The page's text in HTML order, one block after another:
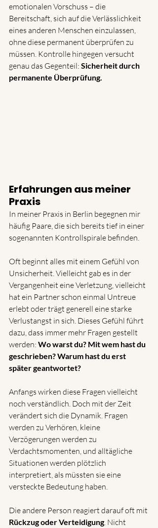
emotionalen Vorschuss – die
Bereitschaft, sich auf die Verlässlichkeit
eines anderen Menschen einzulassen,
ohne diese permanent überprüfen zu
müssen. Kontrolle hingegen versucht
genau das Gegenteil: Sicherheit durch
permanente Überprüfung.
Erfahrungen aus meiner
Praxis
In meiner Praxis in Berlin begegnen mir
häufig Paare, die sich bereits tief in einer
sogenannten Kontrollspirale befinden.
Oft beginnt alles mit einem Gefühl von
Unsicherheit. Vielleicht gab es in der
Vergangenheit eine Verletzung, vielleicht
hat ein Partner schon einmal Untreue
erlebt oder trägt generell eine starke
Verlustangst in sich. Dieses Gefühl führt
dazu, dass immer mehr Fragen gestellt
werden: Wo warst du? Mit wem hast du
geschrieben? Warum hast du erst
später geantwortet?
Anfangs wirken diese Fragen vielleicht
noch verständlich. Doch mit der Zeit
verändert sich die Dynamik. Fragen
werden zu Verhören, kleine
Verzögerungen werden zu
Verdachtsmomenten, und alltägliche
Situationen werden plötzlich
interpretiert, als müssten sie eine
versteckte Bedeutung haben.
Die andere Person reagiert darauf oft mit
Rückzug oder Verteidigung. Nicht